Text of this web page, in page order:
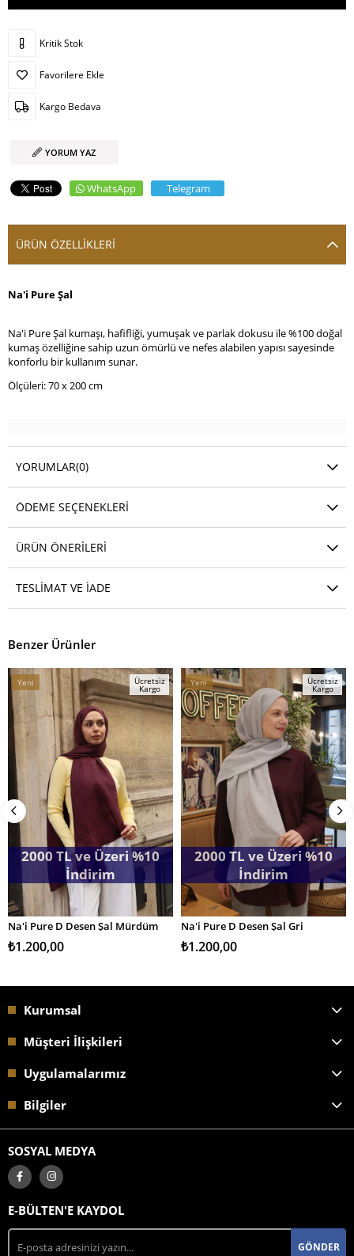
Kritik Stok
Favorilere Ekle
Kargo Bedava
YORUM YAZ
WhatsApp Telegram
ÜRÜN ÖZELLIKLERI
Na'i Pure Şal
Na'i Pure Şal kumaşı, hafifliği, yumuşak ve parlak dokusu ile %100 doğal
kumaş özelliğine sahip uzun ömürlü ve nefes alabilen yapısı sayesinde
konforlu bir kullanım sunar.
Ölçüleri: 70 x 200 cm
YORUMLAR(0)
ÖDEME SEÇENEKLERI
ÜRÜN ÖNERILERI
TESLIMAT VE İADE
Benzer Ürünler
SEPETE EKLE
Yeni
Ürün
Ücretsiz
Kargo
Na'i Pure D Desen Şal Mürdüm
2000 TL ve Üzeri %10
İndirim
₺1.200,00
SEPETE EKLE
Yeni
Ürün
Ücretsiz
Kargo
Na'i Pure D Desen Şal Gri
2000 TL ve Üzeri %10
İndirim
₺1.200,00
Kurumsal
Müşteri İlişkileri
Uygulamalarımız
Bilgiler
SOSYAL MEDYA
E-BÜLTEN'E KAYDOL
GÖNDER